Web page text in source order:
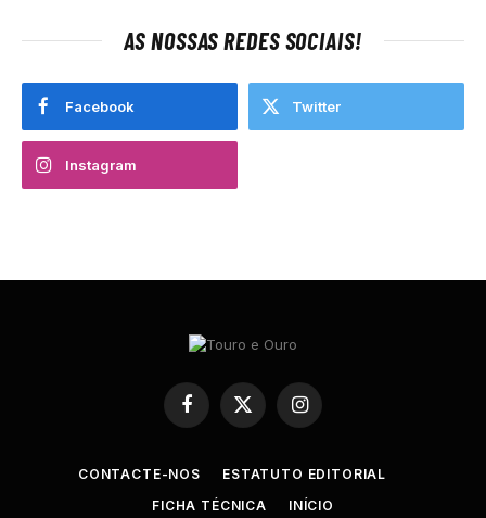
AS NOSSAS REDES SOCIAIS!
Facebook Twitter
Instagram
Facebook
X
Instagram
CONTACTE-NOS
ESTATUTO EDITORIAL
FICHA TÉCNICA
INÍCIO